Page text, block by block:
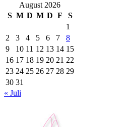
August 2026
S M D M D F
S
1
2
3 4 5 6 7
8
9
10 11 12 13 14 15
16 17 18 19 20 21 22
23 24 25 26 27 28 29
30 31
« Juli